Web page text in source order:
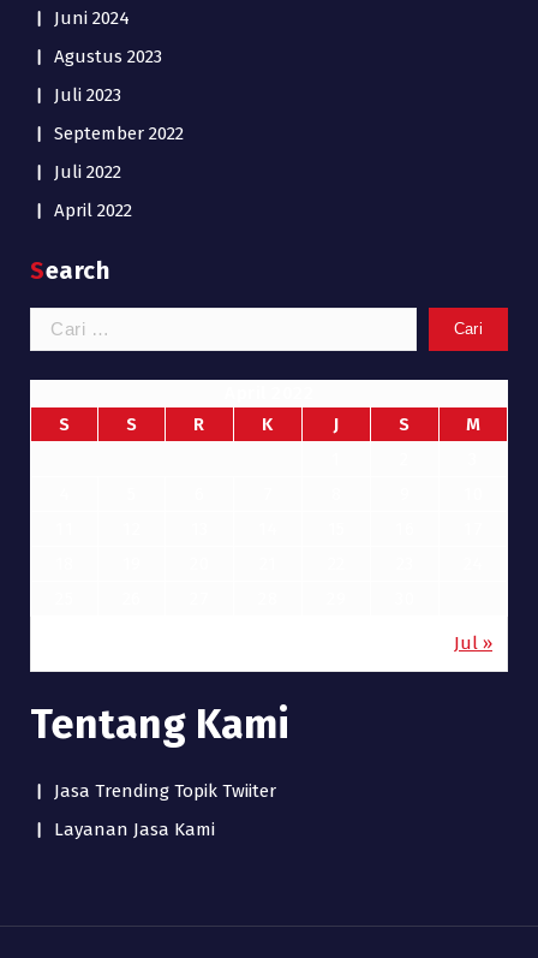
Juni 2024
Agustus 2023
Juli 2023
September 2022
Juli 2022
April 2022
Search
Cari
untuk:
S
S R K J S
M
Jul »
Tentang Kami
Jasa Trending Topik Twiiter
Layanan Jasa Kami